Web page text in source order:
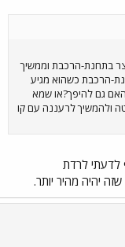
בתחנת-הרכבת וממשיך
אגד 029 עוצר בתחנת-הרכבת כשהוא מגיע
גם להיפך?או שמא
ולהמשיך לרעננה עם קו
לדעתי לרדת